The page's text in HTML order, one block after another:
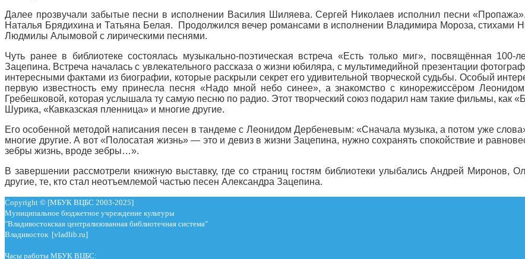
Далее прозвучали забытые песни в исполнении Василия Шиляева. Сергей Николаев исполнил песни
Наталья Брядихина и Татьяна Белая. Продолжился вечер романсами в исполнении Владимира Мороза, стихами
Людмилы Алымовой с лирическими песнями.
Чуть ранее в библиотеке состоялась музыкально-поэтическая встреча «Есть только миг», посвящённая
Зацепина. Встреча началась с увлекательного рассказа о жизни юбиляра, с мультимедийной презентации
интересными фактами из биографии, которые раскрыли секрет его удивительной творческой судьбы. Особый
первую известность ему принесла песня «Надо мной небо синее», а знакомство с кинорежиссёром
Гребешковой, которая услышала ту самую песню по радио. Этот творческий союз подарил нам такие фильмы, как
Шурика, «Кавказская пленница» и многие другие.
Его особенной методой написания песен в тандеме с Леонидом Дербеневым: «Сначала музыка, а потом уже
многие другие. А вот «Полосатая жизнь» — это и девиз в жизни Зацепина, нужно сохранять спокойствие и
зебры жизнь, вроде зебры…».
В завершении рассмотрели книжную выставку, где со страниц гостям библиотеки улыбались Андрей Миронов,
другие, те, кто стал неотъемлемой частью песен Александра Зацепина.
Copyright © [МБУК ВЦБС 2003-2025]
Муниципальное бюджетное учреждение культуры
"Владивостокская централизованная библиотечная система"
Владивосток [vladlib.ru]
Часы работы МБУК ВЦБС: